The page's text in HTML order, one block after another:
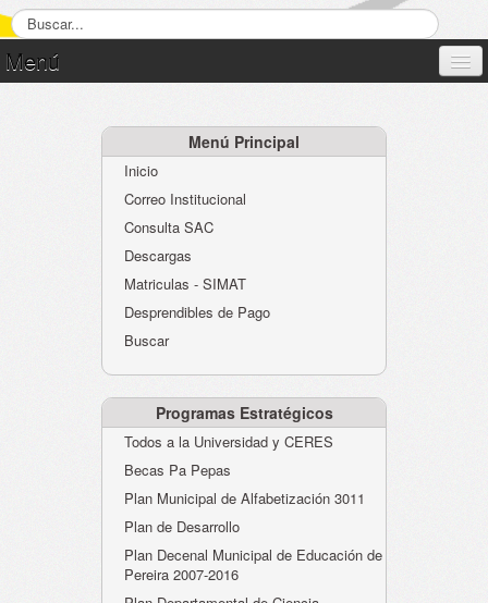
Menú
Atención al Ciudadano
Instituciones Educativas
Despacho Secretaría
Evaluación desempeño
Humano-Cesantías
Menú Principal
Inicio
Correo Institucional
Consulta SAC
Descargas
Matriculas - SIMAT
Desprendibles de Pago
Buscar
Programas Estratégicos
Todos a la Universidad y CERES
Becas Pa Pepas
Plan Municipal de Alfabetización 3011
Plan de Desarrollo
Plan Decenal Municipal de Educación de
Pereira 2007-2016